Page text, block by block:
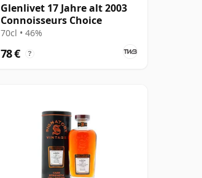
Glenlivet 17 Jahre alt 2003
Connoisseurs Choice
70cl • 46%
78 € ?